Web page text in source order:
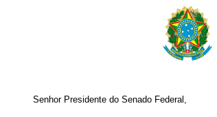
Senhor Presidente do Senado Federal,